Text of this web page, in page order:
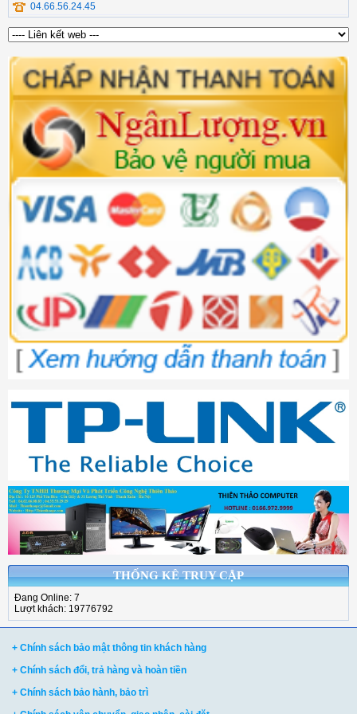
04.66.56.24.45
THỐNG KÊ TRUY CẬP
Đang Online: 7
Lượt khách: 19776792
+ Chính sách bảo mật thông tin khách hàng
+ Chính sách đổi, trả hàng và hoàn tiền
+ Chính sách bảo hành, bảo trì